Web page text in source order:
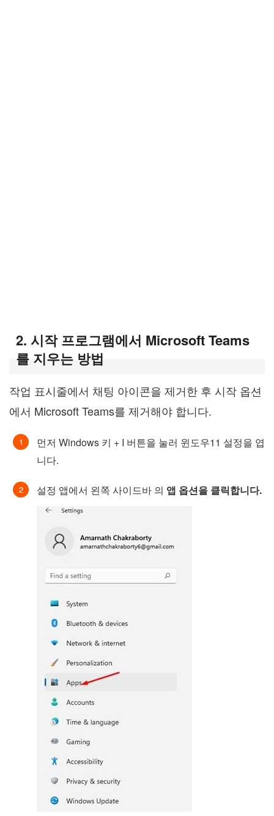
2. 시작 프로그램에서 Microsoft Teams
를 지우는 방법
작업 표시줄에서 채팅 아이콘을 제거한 후 시작 옵션
에서 Microsoft Teams를 제거해야 합니다.
먼저 Windows 키 + I 버튼을 눌러 윈도우11 설정을 엽
니다.
설정 앱에서 왼쪽 사이드바 의 앱 옵션을 클릭합니다.